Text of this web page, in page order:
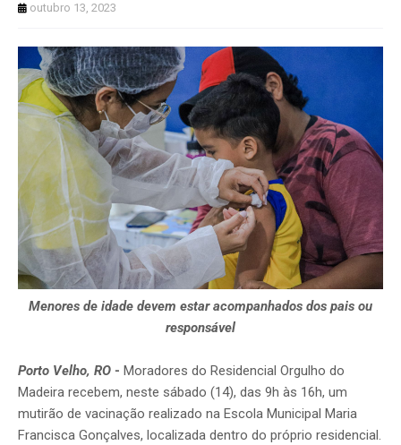
outubro 13, 2023
Menores de idade devem estar acompanhados dos pais ou
responsável
Porto Velho, RO - Moradores do Residencial Orgulho do
Madeira recebem, neste sábado (14), das 9h às 16h, um
mutirão de vacinação realizado na Escola Municipal Maria
Francisca Gonçalves, localizada dentro do próprio residencial.